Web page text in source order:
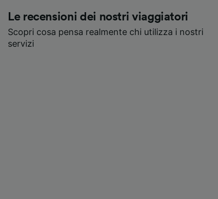
Le recensioni dei nostri viaggiatori
Scopri cosa pensa realmente chi utilizza i nostri
servizi